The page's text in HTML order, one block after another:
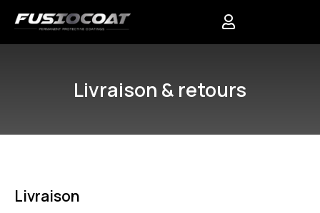
Livraison & retours
Livraison